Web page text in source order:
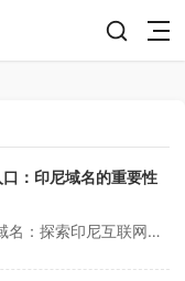
：印尼域名的重要性
摘要：本文将介绍“印尼域名：探索印尼互联网世界的入口”，这将引起读者的兴趣，并提供相关的背景信息。作为世界第四大人口国家，印尼拥有庞大的互联网用户，其中域名是许多企业和个人进入互联网世界的渠道。1、印尼域名的重要性1. 印尼互联网的发展印尼是世界上最大的群岛国家，人口超过2.7亿。与此同时，印尼的互联网也在迅...